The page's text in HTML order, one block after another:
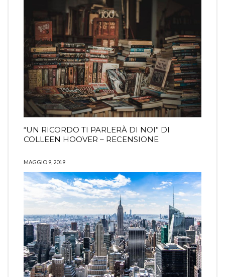
“UN RICORDO TI PARLERÀ DI NOI” DI
COLLEEN HOOVER – RECENSIONE
MAGGIO 9, 2019